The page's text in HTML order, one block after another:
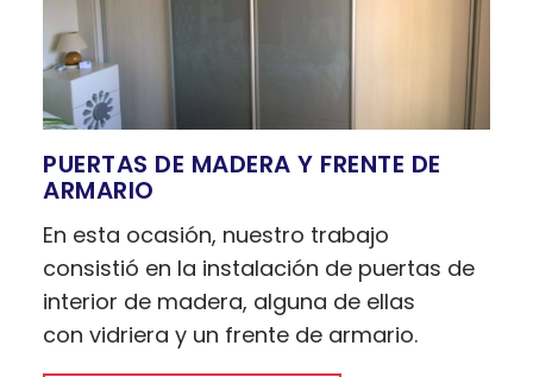
PUERTAS DE MADERA Y FRENTE DE
ARMARIO
En esta ocasión, nuestro trabajo
consistió en la instalación de puertas de
interior de madera, alguna de ellas
con vidriera y un frente de armario.